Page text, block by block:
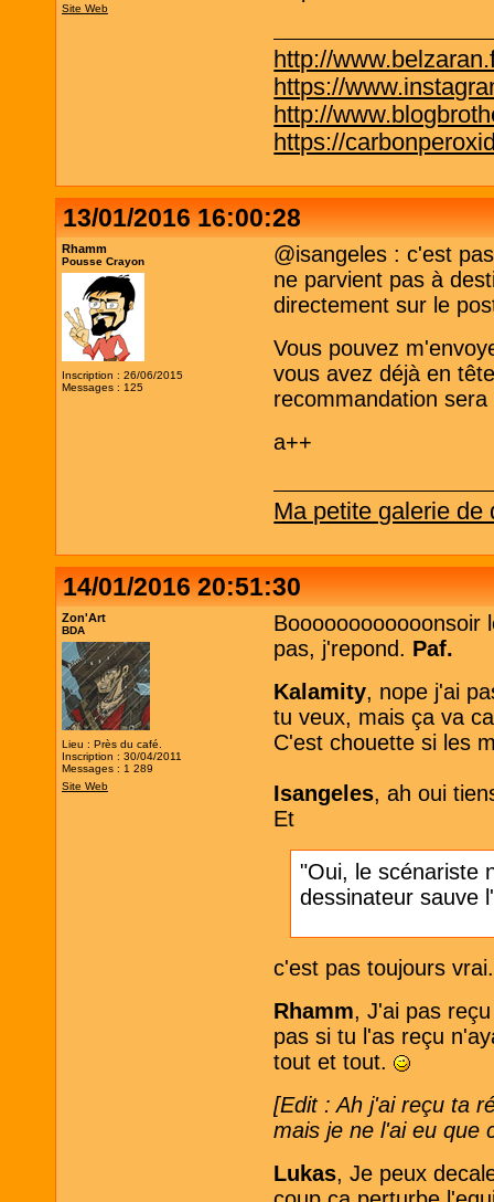
Site Web
http://
https://
http://
https://
13/01/2016 16:00:28
Rhamm
Pousse Crayon
Inscription : 26/06/2015
Messages : 125
@isangeles : c'est
ne parvient pas à
directement sur le
Vous pouvez
vous avez déjà en
recommandation
a++
Ma petite galerie de
14/01/2016 20:51:30
Zon'Art
BDA
Lieu : Près du café.
Inscription : 30/04/2011
Messages : 1 289
Site Web
Boooooooooooonsoir
pas, j'repond. Paf.
Kalamity, nope j'ai
tu veux, mais ça va
C'est chouette si les
Isangeles, ah oui
Et
"Oui, le scénariste
dessinateur sauve
c'est pas toujours
Rhamm, J'ai pas
pas si tu l'as reçu
tout et tout.
[Edit : Ah j'ai reçu ta
mais je ne l'ai eu que
Lukas, Je peux